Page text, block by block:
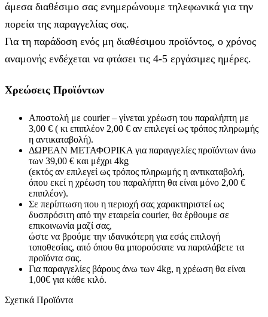
άμεσα διαθέσιμο σας ενημερώνουμε τηλεφωνικά για την
πορεία της παραγγελίας σας.
Για τη παράδοση ενός μη διαθέσιμου προϊόντος, ο χρόνος
αναμονής ενδέχεται να φτάσει τις 4-5 εργάσιμες ημέρες.
Χρεώσεις Προϊόντων
Αποστολή με courier – γίνεται χρέωση του παραλήπτη με
3,00 € ( κι επιπλέον 2,00 € αν επιλεγεί ως τρόπος πληρωμής
η αντικαταβολή).
ΔΩΡΕΑΝ ΜΕΤΑΦΟΡΙΚΑ για παραγγελίες προϊόντων άνω
των 39,00 € και μέχρι 4kg
(εκτός αν επιλεγεί ως τρόπος πληρωμής η αντικαταβολή,
όπου εκεί η χρέωση του παραλήπτη θα είναι μόνο 2,00 €
επιπλέον).
Σε περίπτωση που η περιοχή σας χαρακτηριστεί ως
δυσπρόσιτη από την εταιρεία courier, θα έρθουμε σε
επικοινωνία μαζί σας,
ώστε να βρούμε την ιδανικότερη για εσάς επιλογή
τοποθεσίας, από όπου θα μπορούσατε να παραλάβετε τα
προϊόντα σας.
Για παραγγελίες βάρους άνω των 4kg, η χρέωση θα είναι
1,00€ για κάθε κιλό.
Σχετικά Προϊόντα